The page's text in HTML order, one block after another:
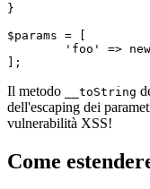
}
$params = [
Il metodo __toString
dell'escaping dei
vulnerabilità XSS!
Come